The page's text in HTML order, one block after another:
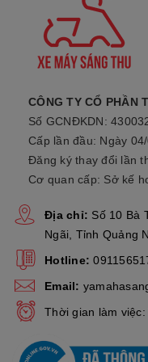
Kiểu hệ thống truyền lực
Hạn Màu Mới.
a. Mặt Đồng Hồ
Mặt đồng hồ thiết kế
số kĩ thuật hữu ích được
CÔNG TY CỔ PHẦN
Số GCNĐKDN:
Cấp lần đầu: Ngày
Đăng ký thay đổi lần
Cơ quan cấp: Sở kế
Địa chỉ: Số 10 Bà
Ngãi, Tỉnh Quảng
Hotline:
Email:
Thời gian làm